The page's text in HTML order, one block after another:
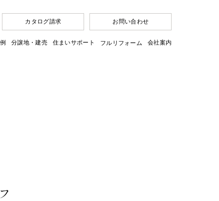
分譲地・建売 住まいサポート フルリフォーム 会社案内
カタログ請求 お問い合わせ